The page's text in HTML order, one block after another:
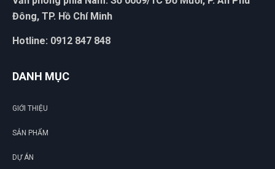
Đông, TP. Hồ Chí Minh
Hotline: 0912 847 848
DANH MỤC
GIỚI THIỆU
SẢN PHẨM
DỰ ÁN